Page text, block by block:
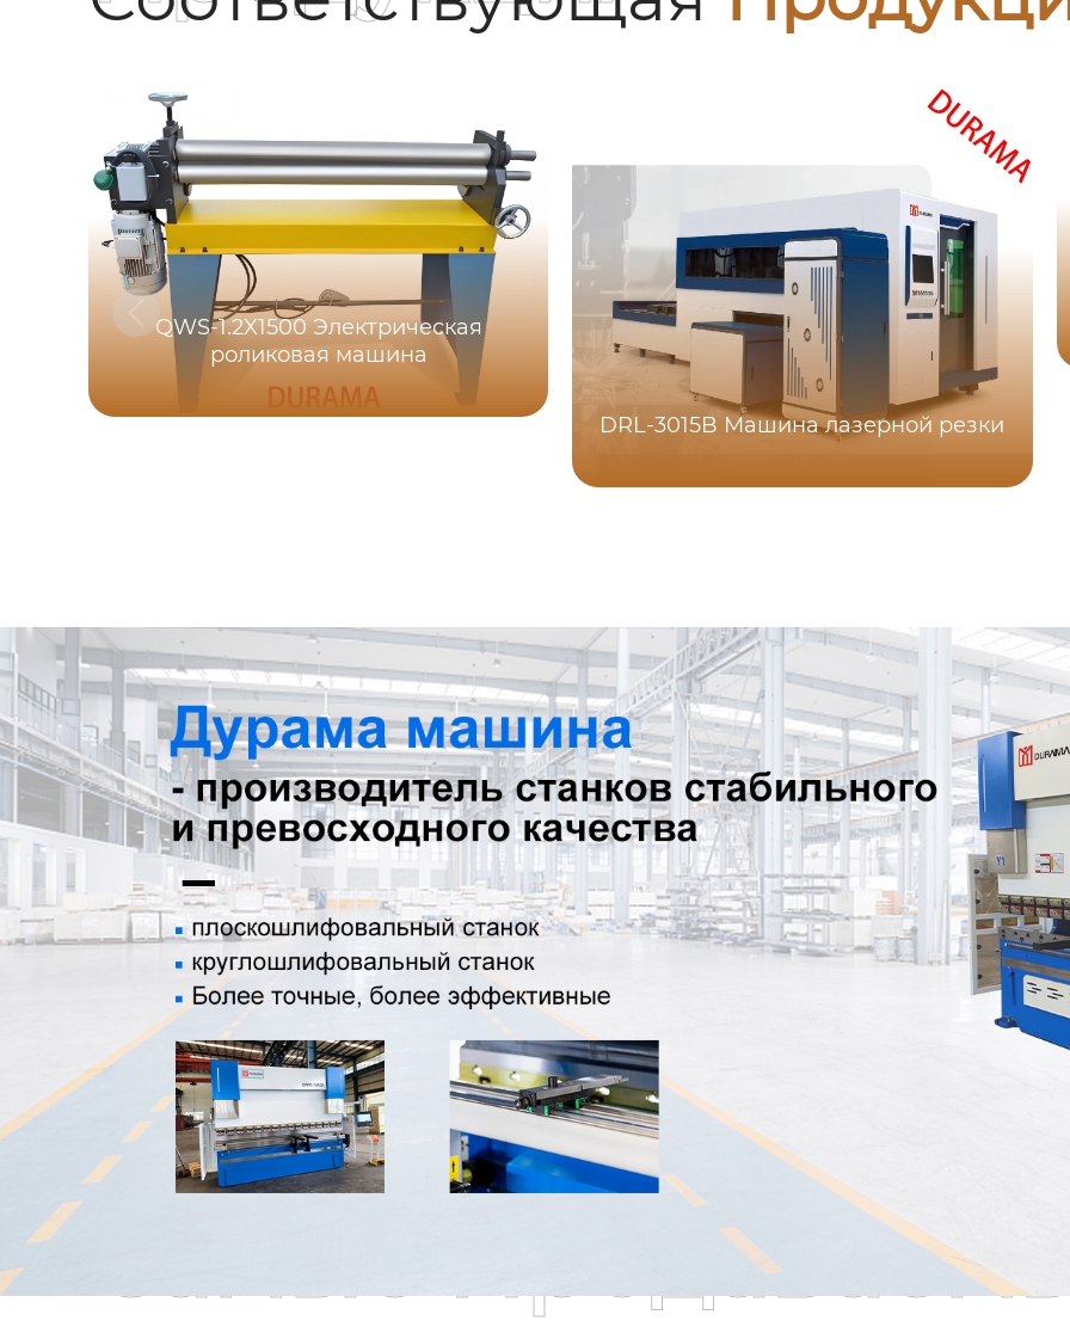
QWS-1.2X1500 Электрическая
роликовая машина
DRL-3015B Машина лазерной резки
Самые